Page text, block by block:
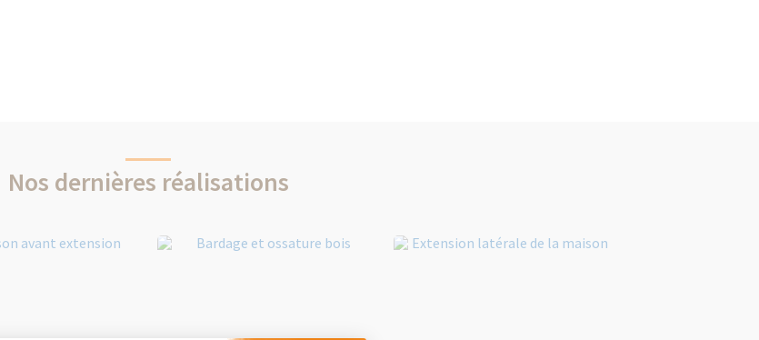
Nos dernières réalisations